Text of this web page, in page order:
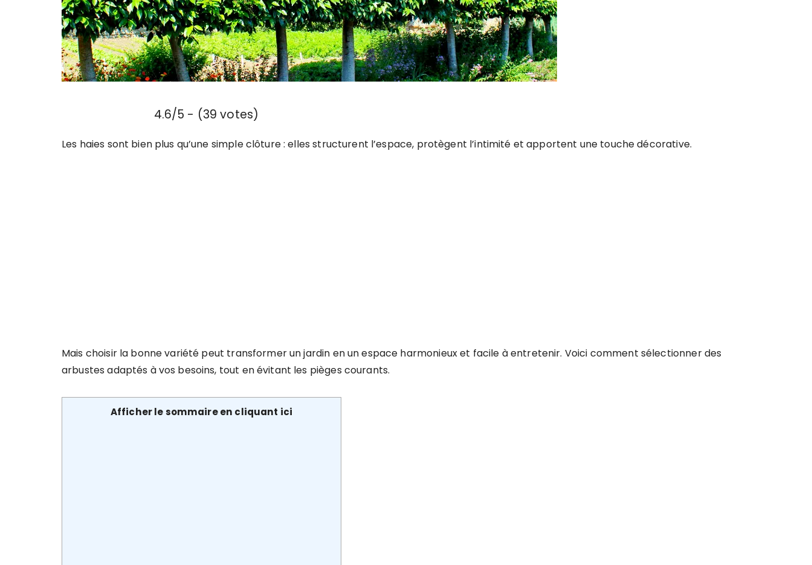
4.6/5 - (39 votes)
Les haies sont bien plus qu’une simple clôture : elles structurent l’espace, protègent l’intimité et apportent une touche décorative.
Mais choisir la bonne variété peut transformer un jardin en un espace harmonieux et facile à entretenir. Voici comment sélectionner des
arbustes adaptés à vos besoins, tout en évitant les pièges courants.
Afficher le sommaire en cliquant ici